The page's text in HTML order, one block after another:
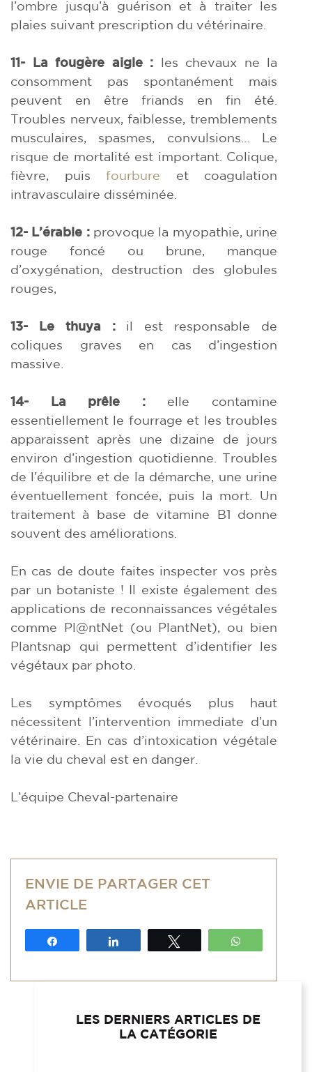
l’ombre jusqu’à guérison et à traiter les
plaies suivant prescription du vétérinaire.
11- La fougère aigle : les chevaux ne la
consomment pas spontanément mais
peuvent en être friands en fin été.
Troubles nerveux, faiblesse, tremblements
musculaires, spasmes, convulsions… Le
risque de mortalité est important. Colique,
fièvre, puis fourbure et coagulation
intravasculaire disséminée.
12- L’érable :provoque la myopathie, urine
rouge foncé ou brune, manque
d’oxygénation, destruction des globules
rouges,
13- Le thuya :il est responsable de
coliques graves en cas d’ingestion
massive.
14- La prêle :elle contamine
essentiellement le fourrage et les troubles
apparaissent après une dizaine de jours
environ d’ingestion quotidienne. Troubles
de l’équilibre et de la démarche, une urine
éventuellement foncée, puis la mort. Un
traitement à base de vitamine B1 donne
souvent des améliorations.
En cas de doute faites inspecter vos près
par un botaniste ! Il existe également des
applications de reconnaissances végétales
comme Pl@ntNet (ou PlantNet), ou bien
Plantsnap qui permettent d’identifier les
végétaux par photo.
Les symptômes évoqués plus haut
nécessitent l’intervention immediate d’un
vétérinaire. En cas d’intoxication végétale
la vie du cheval est en danger.
L’équipe Cheval-partenaire
ENVIE DE PARTAGER CET
ARTICLE
LES DERNIERS ARTICLES DE
LA CATÉGORIE